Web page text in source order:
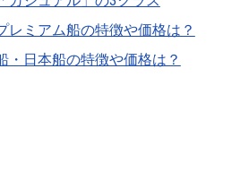
レミアム船の特徴や価格は？
・日本船の特徴や価格は？